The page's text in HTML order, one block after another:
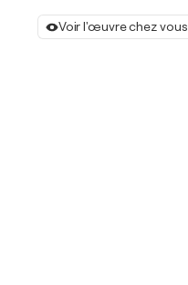
Voir l'œuvre chez vous